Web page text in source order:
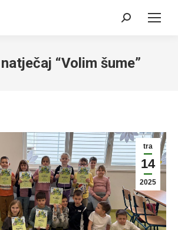
Search:
“Volim šume”
tra
14
2025